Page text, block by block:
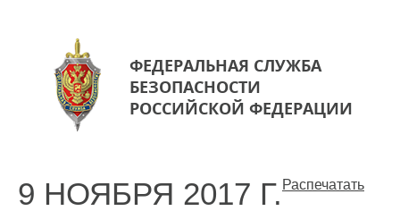
ФЕДЕРАЛЬНАЯ СЛУЖБА
БЕЗОПАСНОСТИ
РОССИЙСКОЙ ФЕДЕРАЦИИ
Распечатать
9 НОЯБРЯ 2017 Г.